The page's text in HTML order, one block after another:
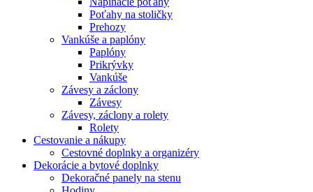
Poťahy na stoličky
Prehozy
Vankúše a paplóny
Paplóny
Prikrývky
Vankúše
Závesy a záclony
Závesy
Závesy, záclony a rolety
Rolety
Cestovanie a nákupy
Cestovné doplnky a organizéry
Dekorácie a bytové doplnky
Dekoračné panely na stenu